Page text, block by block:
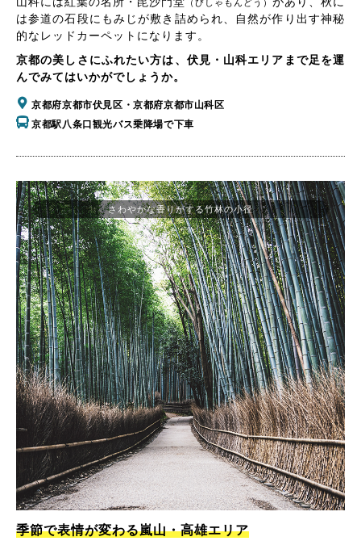
（びしゃもんどう）
は参道の石段にもみじが敷き詰められ、自然が作り出す神秘
的なレッドカーペットになります。
京都の美しさにふれたい方は、伏見・山科エリアまで足を運
んでみてはいかがでしょうか。
京都府京都市伏見区・京都府京都市山科区
京都駅八条口観光バス乗降場で下車
さわやかな香りがする竹林の小径
季節で表情が変わる嵐山・高雄エリア